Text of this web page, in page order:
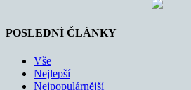
POSLEDNÍ ČLÁNKY
Vše
Nejlepší
Nejpopulárnější